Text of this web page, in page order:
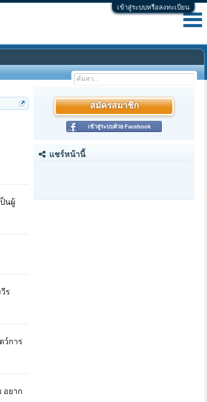
เข้าสู่ระบบหรือลงทะเบียน
นผู้
ร
ว์การ
อยาก
สมัครสมาชิก
เข้าสู่ระบบด้วย Facebook
แชร์หน้านี้